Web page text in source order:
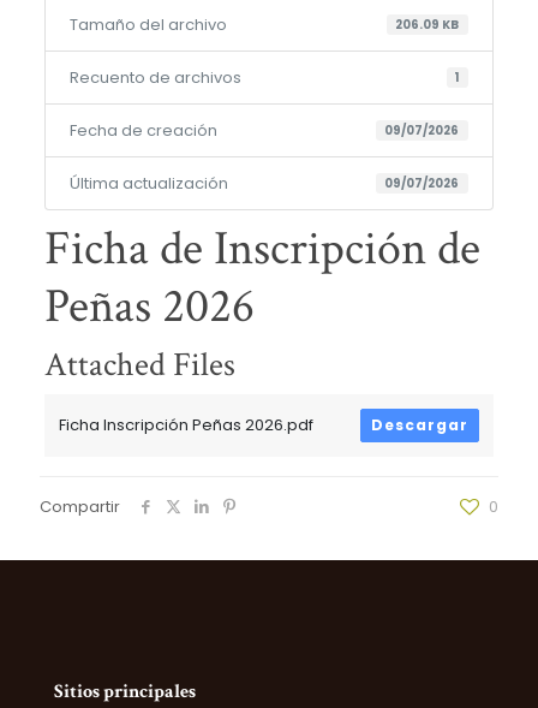
Tamaño del archivo 206.09 KB
Recuento de archivos 1
Fecha de creación 09/07/2026
Última actualización 09/07/2026
Ficha de Inscripción de
Peñas 2026
Attached Files
Ficha Inscripción Peñas 2026.pdf Descargar
Compartir 0
Sitios principales